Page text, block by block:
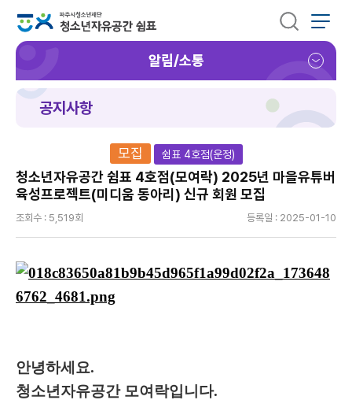
알림/소통
공지사항
모집 쉼표 4호점(운정)
청소년자유공간 쉼표 4호점(모여락) 2025년 마을유튜버
육성프로젝트(미디움 동아리) 신규 회원 모집
조회수 : 5,519회 등록일 : 2025-01-10
안녕하세요.
청소년자유공간 모여락입니다.